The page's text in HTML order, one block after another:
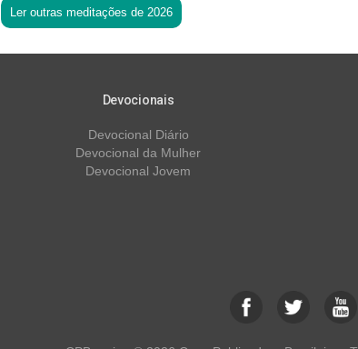
Ler outras meditações de 2026
Devocionais
Devocional Diário
Devocional da Mulher
Devocional Jovem